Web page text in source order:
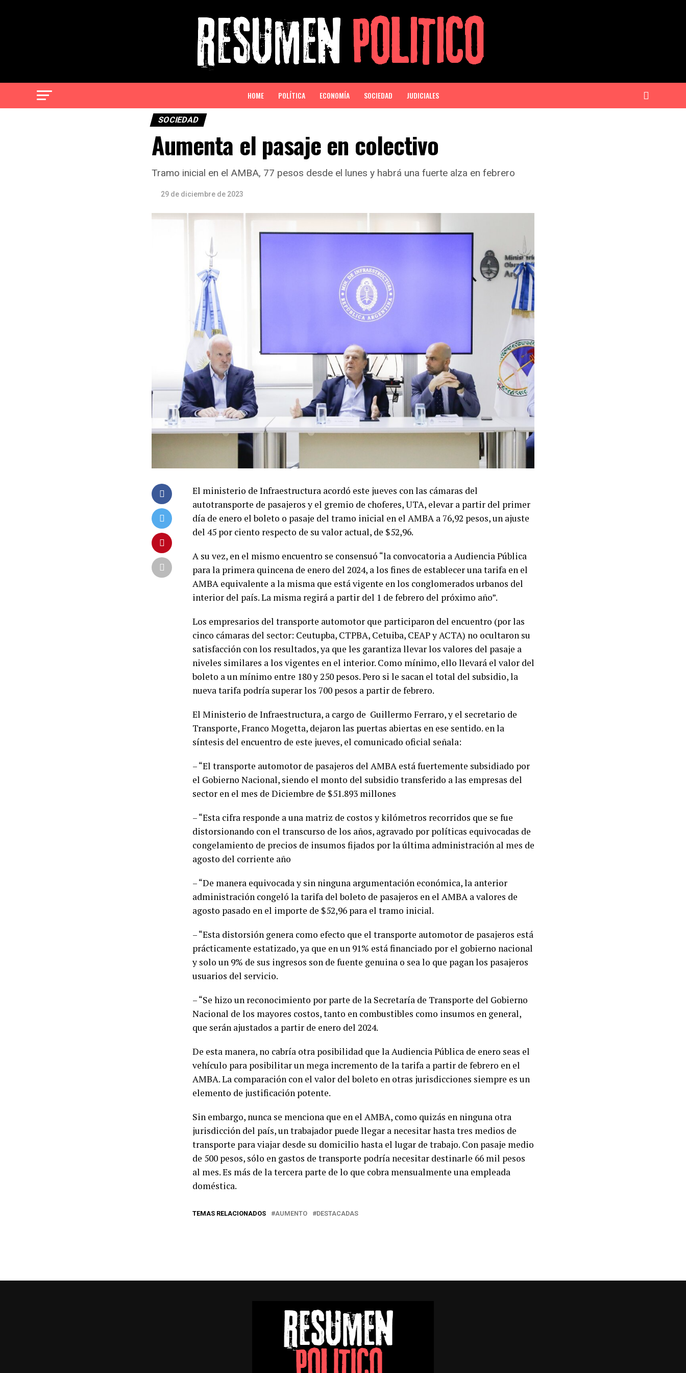
HOME POLÍTICA ECONOMÍA SOCIEDAD JUDICIALES
SOCIEDAD
Aumenta el pasaje en colectivo
Tramo inicial en el AMBA, 77 pesos desde el lunes y habrá una fuerte alza en febrero
29 de diciembre de 2023
El ministerio de Infraestructura acordó este jueves con las cámaras del
autotransporte de pasajeros y el gremio de choferes, UTA, elevar a partir del primer
día de enero el boleto o pasaje del tramo inicial en el AMBA a 76,92 pesos, un ajuste
del 45 por ciento respecto de su valor actual, de $52,96.
A su vez, en el mismo encuentro se consensuó “la convocatoria a Audiencia Pública
para la primera quincena de enero del 2024, a los fines de establecer una tarifa en el
AMBA equivalente a la misma que está vigente en los conglomerados urbanos del
interior del país. La misma regirá a partir del 1 de febrero del próximo año”.
Los empresarios del transporte automotor que participaron del encuentro (por las
cinco cámaras del sector: Ceutupba, CTPBA, Cetuiba, CEAP y ACTA) no ocultaron su
satisfacción con los resultados, ya que les garantiza llevar los valores del pasaje a
niveles similares a los vigentes en el interior. Como mínimo, ello llevará el valor del
boleto a un mínimo entre 180 y 250 pesos. Pero si le sacan el total del subsidio, la
nueva tarifa podría superar los 700 pesos a partir de febrero.
El Ministerio de Infraestructura, a cargo de Guillermo Ferraro, y el secretario de
Transporte, Franco Mogetta, dejaron las puertas abiertas en ese sentido. en la
síntesis del encuentro de este jueves, el comunicado oficial señala:
– “El transporte automotor de pasajeros del AMBA está fuertemente subsidiado por
el Gobierno Nacional, siendo el monto del subsidio transferido a las empresas del
sector en el mes de Diciembre de $51.893 millones
– “Esta cifra responde a una matriz de costos y kilómetros recorridos que se fue
distorsionando con el transcurso de los años, agravado por políticas equivocadas de
congelamiento de precios de insumos fijados por la última administración al mes de
agosto del corriente año
– “De manera equivocada y sin ninguna argumentación económica, la anterior
administración congeló la tarifa del boleto de pasajeros en el AMBA a valores de
agosto pasado en el importe de $52,96 para el tramo inicial.
– “Esta distorsión genera como efecto que el transporte automotor de pasajeros está
prácticamente estatizado, ya que en un 91% está financiado por el gobierno nacional
y solo un 9% de sus ingresos son de fuente genuina o sea lo que pagan los pasajeros
usuarios del servicio.
– “Se hizo un reconocimiento por parte de la Secretaría de Transporte del Gobierno
Nacional de los mayores costos, tanto en combustibles como insumos en general,
que serán ajustados a partir de enero del 2024.
De esta manera, no cabría otra posibilidad que la Audiencia Pública de enero seas el
vehículo para posibilitar un mega incremento de la tarifa a partir de febrero en el
AMBA. La comparación con el valor del boleto en otras jurisdicciones siempre es un
elemento de justificación potente.
Sin embargo, nunca se menciona que en el AMBA, como quizás en ninguna otra
jurisdicción del país, un trabajador puede llegar a necesitar hasta tres medios de
transporte para viajar desde su domicilio hasta el lugar de trabajo. Con pasaje medio
de 500 pesos, sólo en gastos de transporte podría necesitar destinarle 66 mil pesos
al mes. Es más de la tercera parte de lo que cobra mensualmente una empleada
doméstica.
TEMAS RELACIONADOS AUMENTO DESTACADAS